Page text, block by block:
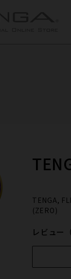
TENGA,
(ZERO)
レビュー